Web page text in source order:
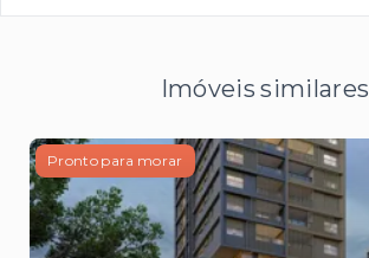
Imóveis similares
Pronto para morar